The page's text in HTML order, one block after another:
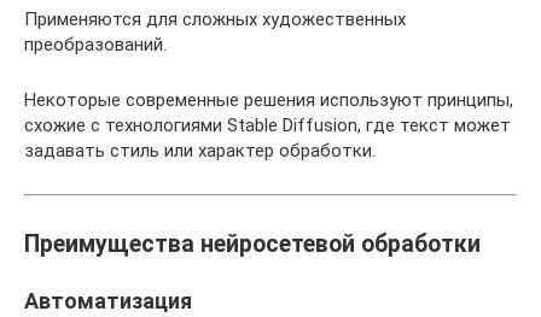
Применяются для сложных художественных
преобразований.
Некоторые современные решения используют принципы,
схожие с технологиями Stable Diffusion, где текст может
задавать стиль или характер обработки.
Преимущества нейросетевой обработки
Автоматизация